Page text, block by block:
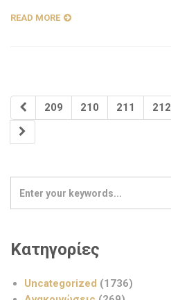
READ MORE
209 210 211 212
Κατηγορίες
Uncategorized (1736)